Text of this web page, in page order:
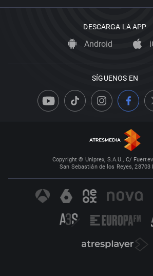
DESCARGA LA APP
Android
SÍGUENOS EN
Copyright © Uniprex, S.A.U., C/
San Sebastián de los Reyes, 28703